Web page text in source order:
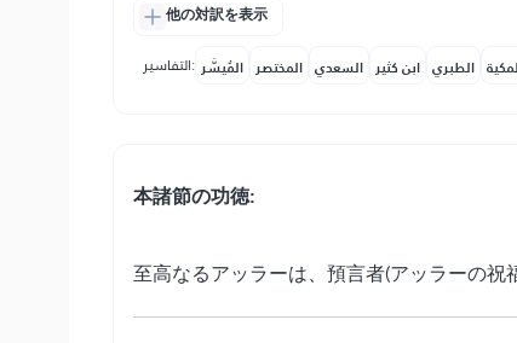
他の対訳を表示
التفاسير: المُيسَّر المختصر السعدي ابن كثير الطبري
本諸節の功徳:
至高なるアッラーは、預言者(アッラーの